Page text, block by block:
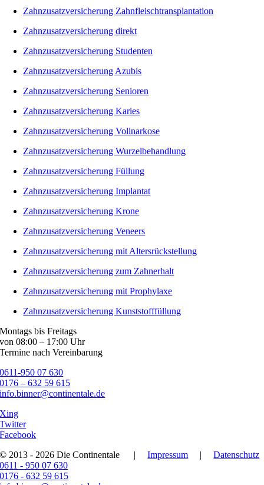
Zahnzusatzversicherung Zahnfleischtransplantation
Zahnzusatzversicherung direkt
Zahnzusatzversicherung Studenten
Zahnzusatzversicherung Azubis
Zahnzusatzversicherung Senioren
Zahnzusatzversicherung Karies
Zahnzusatzversicherung Vollnarkose
Zahnzusatzversicherung Wurzelbehandlung
Zahnzusatzversicherung Füllung
Zahnzusatzversicherung Implantat
Zahnzusatzversicherung Krone
Zahnzusatzversicherung Veneers
Zahnzusatzversicherung mit Altersrückstellung
Zahnzusatzversicherung zum Zahnerhalt
Zahnzusatzversicherung mit Prophylaxe
Zahnzusatzversicherung Kunststofffüllung
Montags bis Freitags
von 08:00 – 17:00 Uhr
Termine nach Vereinbarung
0611-950 07 630
0176 – 632 59 615
info.binner@continentale.de
Xing
Twitter
Facebook
© 2013 - 2026 Die Continentale
| Impressum |
Datenschutz
0611 - 950 07 630
0176 - 632 59 615